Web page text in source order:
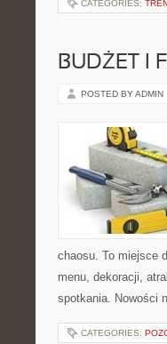
CATEGORIES:
BUDŻET I
POSTED BY ADMIN
chaosu. To miejsce
menu, dekoracji,
spotkania. Nowości
CATEGORIES: